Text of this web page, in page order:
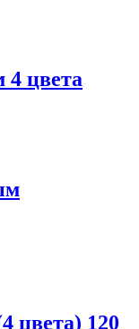
4 цвета
цвета) 120